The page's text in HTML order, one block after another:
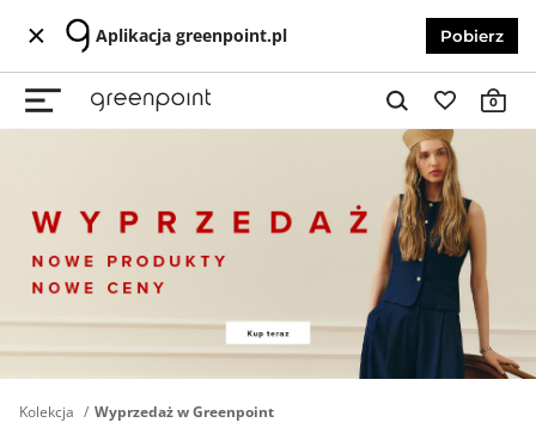
Aplikacja greenpoint.pl Pobierz
0
Kolekcja Wyprzedaż w Greenpoint